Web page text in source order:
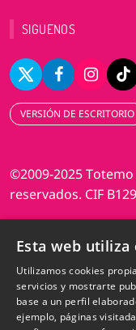
SIGUENOS
VERSIÓN DE ESCRITORIO
©2009-2025
reservados. CIF
Esta web utiliza
Utilizamos cookies
servicios y mostrarte
base a un perfil
ejemplo, páginas